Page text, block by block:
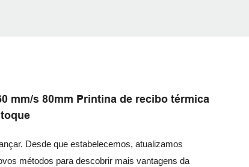
mm/s 80mm Printina de recibo térmica
Desde que estabelecemos, atualizamos
métodos para descobrir mais vantagens da